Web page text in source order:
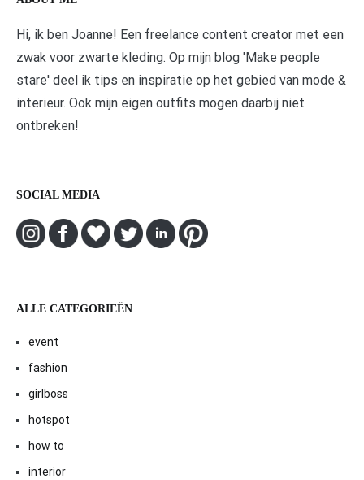
Hi, ik ben Joanne! Een freelance content creator met een
zwak voor zwarte kleding. Op mijn blog 'Make people
stare' deel ik tips en inspiratie op het gebied van mode &
interieur. Ook mijn eigen outfits mogen daarbij niet
ontbreken!
SOCIAL MEDIA
ALLE CATEGORIEËN
event
fashion
girlboss
hotspot
how to
interior